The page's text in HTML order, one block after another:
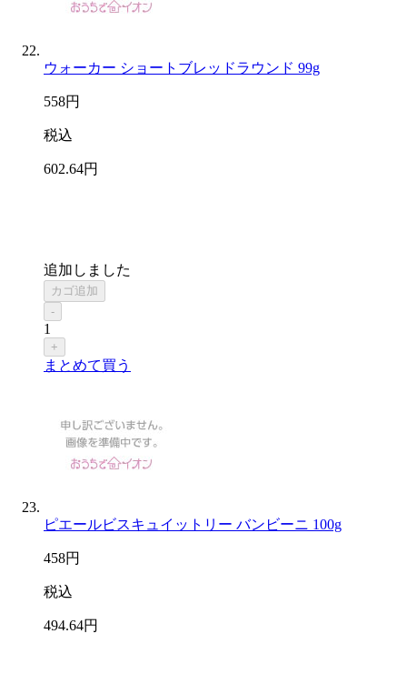
ウォーカー ショートブレッドラウンド 99g
558円
税込
602.64円
追加しました
カゴ追加
-
1
+
まとめて買う
ピエールビスキュイットリー バンビーニ 100g
458円
税込
494.64円